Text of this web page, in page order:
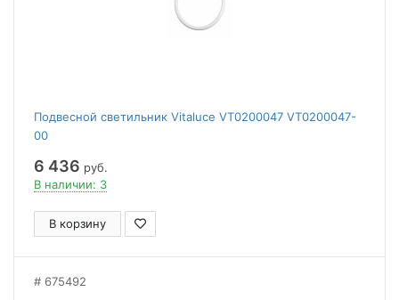
Подвесной светильник Vitaluce VT0200047 VT0200047-
00
6 436 руб.
В наличии: 3
В корзину
675492